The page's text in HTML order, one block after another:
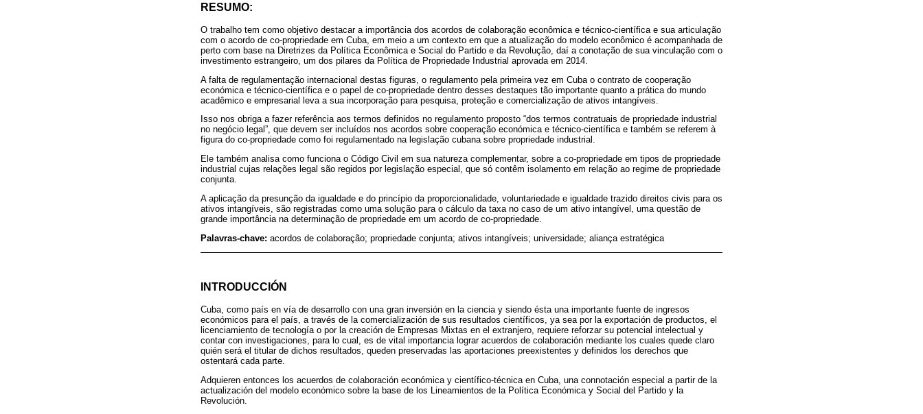
RESUMO:
O trabalho tem como objetivo destacar a importância dos acordos de colaboração econômica e técnico-científica e sua articulação
com o acordo de co-propriedade em Cuba, em meio a um contexto em que a atualização do modelo econômico é acompanhada de
perto com base na Diretrizes da Política Econômica e Social do Partido e da Revolução, daí a conotação de sua vinculação com o
investimento estrangeiro, um dos pilares da Política de Propriedade Industrial aprovada em 2014.
A falta de regulamentação internacional destas figuras, o regulamento pela primeira vez em Cuba o contrato de cooperação
económica e técnico-científica e o papel de co-propriedade dentro desses destaques tão importante quanto a prática do mundo
acadêmico e empresarial leva a sua incorporação para pesquisa, proteção e comercialização de ativos intangíveis.
Isso nos obriga a fazer referência aos termos definidos no regulamento proposto “dos termos contratuais de propriedade industrial
no negócio legal”, que devem ser incluídos nos acordos sobre cooperação económica e técnico-científica e também se referem à
figura do co-propriedade como foi regulamentado na legislação cubana sobre propriedade industrial.
Ele também analisa como funciona o Código Civil em sua natureza complementar, sobre a co-propriedade em tipos de propriedade
industrial cujas relações legal são regidos por legislação especial, que só contêm isolamento em relação ao regime de propriedade
conjunta.
A aplicação da presunção da igualdade e do princípio da proporcionalidade, voluntariedade e igualdade trazido direitos civis para os
ativos intangíveis, são registradas como uma solução para o cálculo da taxa no caso de um ativo intangível, uma questão de
grande importância na determinação de propriedade em um acordo de co-propriedade.
Palavras-chave: acordos de colaboração; propriedade conjunta; ativos intangíveis; universidade; aliança estratégica
INTRODUCCIÓN
Cuba, como país en vía de desarrollo con una gran inversión en la ciencia y siendo ésta una importante fuente de ingresos
económicos para el país, a través de la comercialización de sus resultados científicos, ya sea por la exportación de productos, el
licenciamiento de tecnología o por la creación de Empresas Mixtas en el extranjero, requiere reforzar su potencial intelectual y
contar con investigaciones, para lo cual, es de vital importancia lograr acuerdos de colaboración mediante los cuales quede claro
quién será el titular de dichos resultados, queden preservadas las aportaciones preexistentes y definidos los derechos que
ostentará cada parte.
Adquieren entonces los acuerdos de colaboración económica y científico-técnica en Cuba, una connotación especial a partir de la
actualización del modelo económico sobre la base de los Lineamientos de la Política Económica y Social del Partido y la
Revolución.